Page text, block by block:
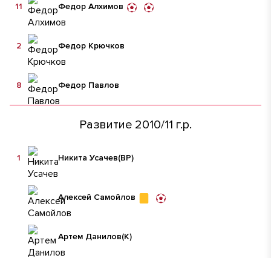
Федор Алхимов
11
Федор Крючков
2
Федор Павлов
8
Развитие 2010/11 г.р.
Никита Усачев(ВР)
1
Алексей Самойлов
Артем Данилов(К)